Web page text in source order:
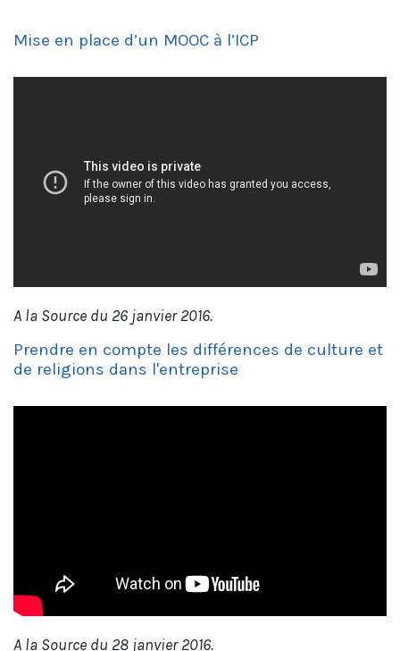
Mise en place d’un MOOC à l’ICP
A la Source du 26 janvier 2016.
Prendre en compte les différences de culture et
de religions dans l'entreprise
A la Source du 28 janvier 2016.